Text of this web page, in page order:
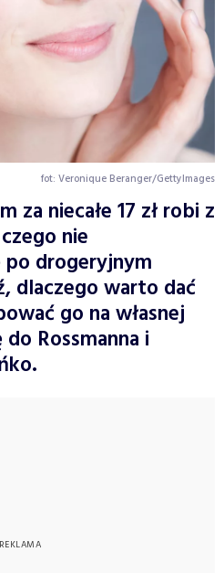
fot: Veronique Beranger/GettyImages
za niecałe 17 zł robi z
nie
po drogeryjnym
dlaczego warto dać
go na własnej
Rossmanna i